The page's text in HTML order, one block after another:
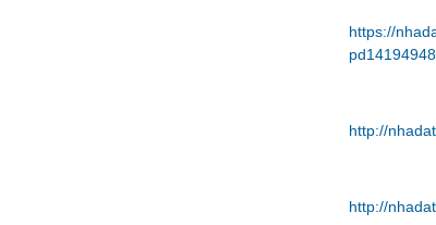
https://
http://
http://